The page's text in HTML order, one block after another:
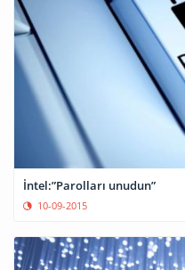
İntel:”Parolları unudun”
10-09-2015